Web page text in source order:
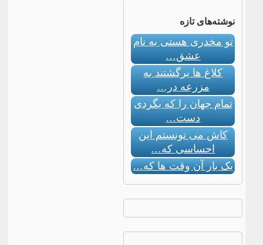
نوشته‌های تازه
تو مخدری هستی به نام
عشق…
کلاغ ها برگشتند به
مزرعه در…
تمام جهان را که بگردی
دست…
کاش می تونستم این
احساسی که…
یک بار آن وقت ها که…